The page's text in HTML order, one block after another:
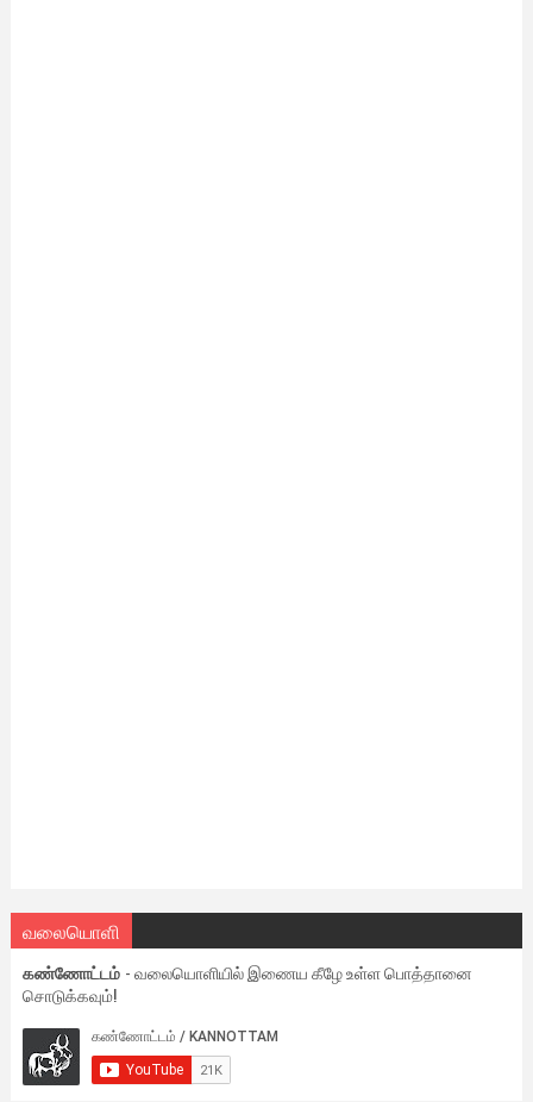
வலையொளி
கண்ணோட்டம் - வலையொளியில் இணைய கீழே உள்ள பொத்தானை
சொடுக்கவும்!